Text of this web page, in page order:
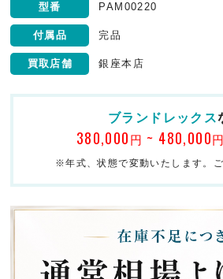
型番 PAM00220
付属品 完品
買取店舗 銀座本店
ブランドレックス
380,000 円 ~ 480,000円
※年式、状態で変動いたします。ご